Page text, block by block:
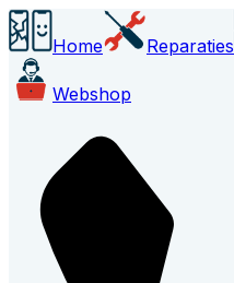
Home Reparaties
Webshop